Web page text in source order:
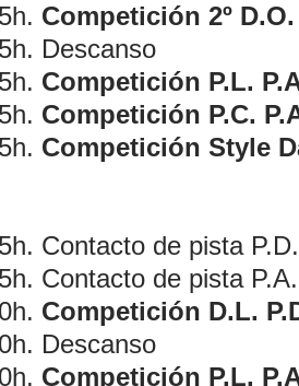
Competición 2º
Descanso
Competición P.L.
Competición P.C.
Competición Style
Contacto de pista
Contacto de pista
Competición D.L.
Descanso
Competición P.L.